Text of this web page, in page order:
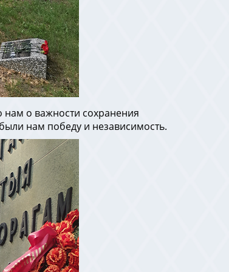
нам о важности сохранения
нам победу и независимость.